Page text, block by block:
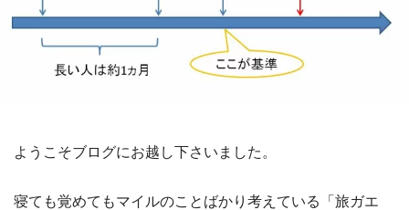
ようこそブログにお越し下さいました。
寝ても覚めてもマイルのことばかり考えている「旅ガエ